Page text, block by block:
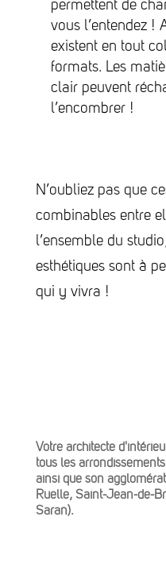
permettent de
vous l’entendez !
existent en tout
formats. Les
clair peuvent
l’encombrer !
N’oubliez pas que
combinables entre
l’ensemble du
esthétiques sont à
qui y vivra !
Votre architecte
tous les
ainsi que son
Ruelle, Saint-Jean-de-
Saran).